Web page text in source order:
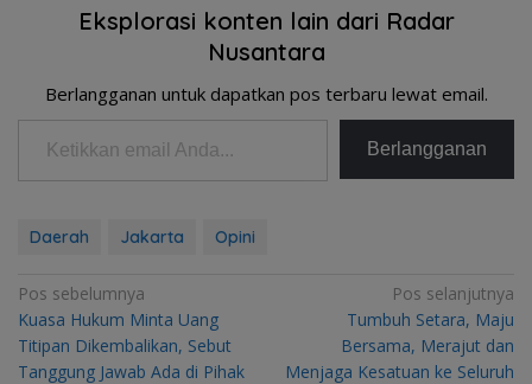
Eksplorasi konten lain dari Radar
Nusantara
Berlangganan untuk dapatkan pos terbaru lewat email.
Ketikkan email Anda...
Berlangganan
Daerah Jakarta Opini
Navigasi
pos
Pos sebelumnya
Kuasa Hukum Minta Uang
Titipan Dikembalikan, Sebut
Tanggung Jawab Ada di Pihak
Pos selanjutnya
Tumbuh Setara, Maju
Bersama, Merajut dan
Menjaga Kesatuan ke Seluruh